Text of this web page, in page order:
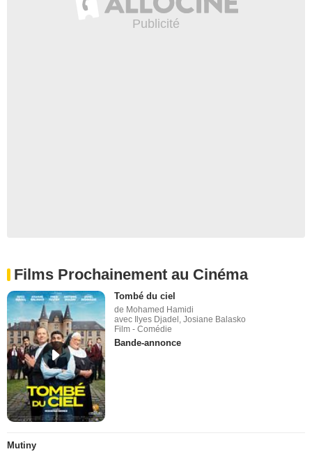
Films Prochainement au Cinéma
Tombé du ciel
de Mohamed Hamidi
avec Ilyes Djadel, Josiane Balasko
Film - Comédie
Bande-annonce
Mutiny